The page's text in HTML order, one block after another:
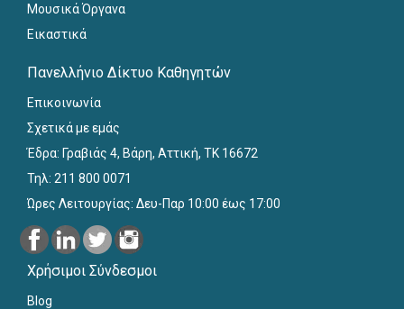
Μουσικά Όργανα
Εικαστικά
Πανελλήνιο Δίκτυο Καθηγητών
Επικοινωνία
Σχετικά με εμάς
Έδρα: Γραβιάς 4, Βάρη, Αττική, ΤΚ 16672
Τηλ: 211 800 0071
Ώρες Λειτουργίας: Δευ-Παρ 10:00 έως 17:00
Χρήσιμοι Σύνδεσμοι
Blog